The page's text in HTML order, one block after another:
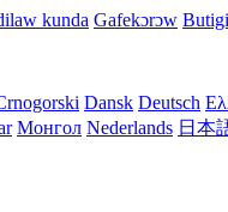
kunda Gafekɔrɔw Butigi
Dansk Deutsch
Монгол Nederlands 日本